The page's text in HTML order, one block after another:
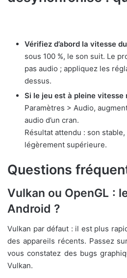
Vérifiez d’abord la vitesse
sous 100 %, le son suit. Le
pas audio ; appliquez les
dessus.
Si le jeu est à pleine vitesse
Paramètres > Audio,
audio d’un cran.
Résultat attendu : son
légèrement supérieure.
Questions
Vulkan ou OpenGL :
Android ?
Vulkan par défaut : il est plus
des appareils récents. Passez
vous constatez des bugs
Vulkan.